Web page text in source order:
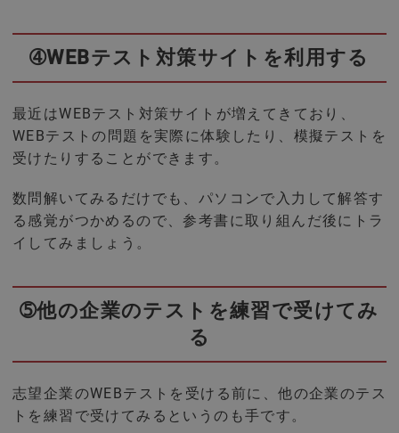
➃WEBテスト対策サイトを利用する
最近はWEBテスト対策サイトが増えてきており、
WEBテストの問題を実際に体験したり、模擬テストを
受けたりすることができます。
数問解いてみるだけでも、パソコンで入力して解答す
る感覚がつかめるので、参考書に取り組んだ後にトラ
イしてみましょう。
➄他の企業のテストを練習で受けてみ
る
志望企業のWEBテストを受ける前に、他の企業のテス
トを練習で受けてみるというのも手です。